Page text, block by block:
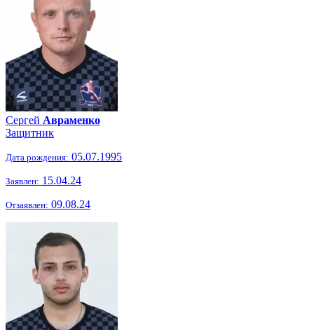
Сергей Авраменко
Защитник
Дата рождения: 05.07.1995
Заявлен: 15.04.24
Отзаявлен: 09.08.24